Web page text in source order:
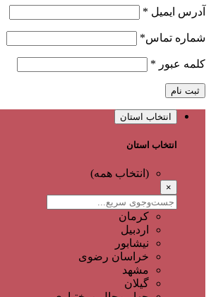
آدرس ایمیل *
شماره تماس*
کلمه عبور *
ثبت نام
انتخاب استان
انتخاب استان
(انتخاب همه)
×
کرمان
اردبیل
نیشابور
خراسان رضوی
مشهد
گیلان